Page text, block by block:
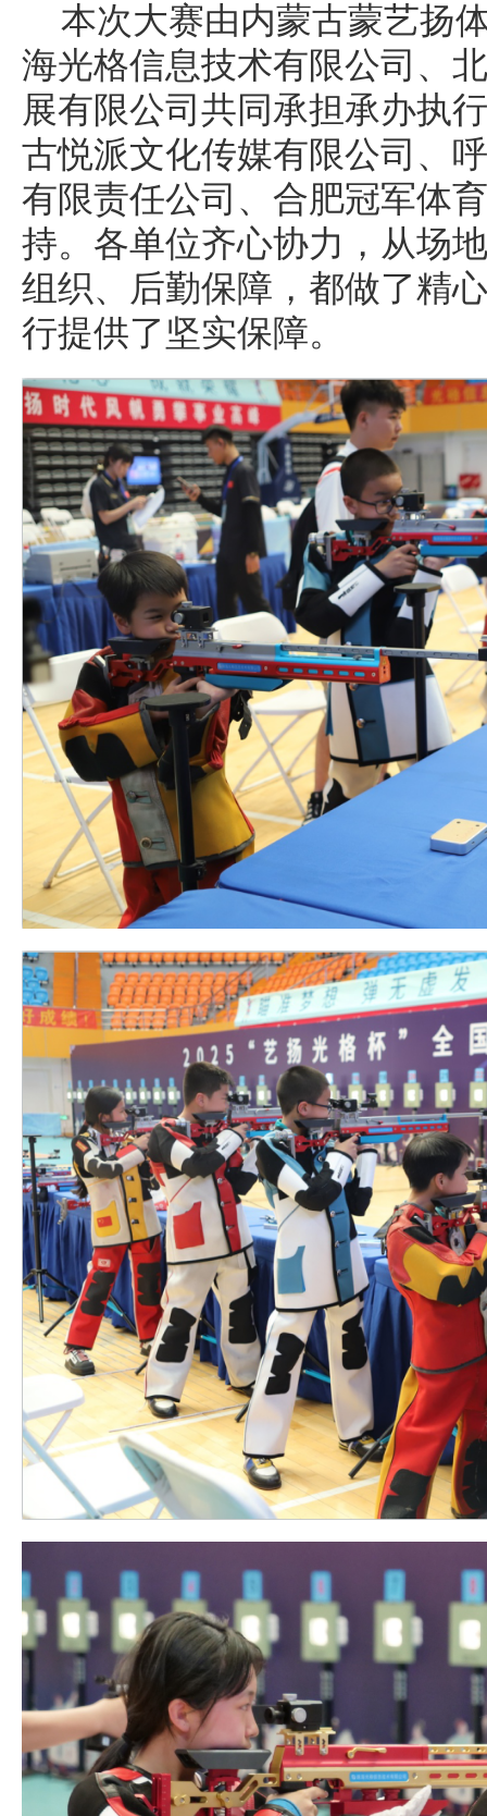
本次大赛由内蒙古蒙艺扬
海光格信息技术有限公司、
展有限公司共同承担承办执
古悦派文化传媒有限公司、
有限责任公司、合肥冠军体
持。各单位齐心协力，从场
组织、后勤保障，都做了精
行提供了坚实保障。